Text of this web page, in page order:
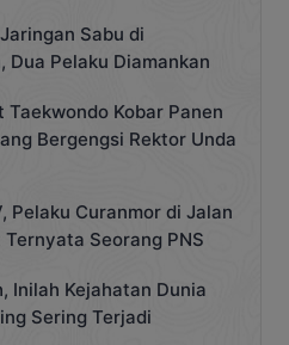
Sabu di
Dua Pelaku Diamankan
Taekwondo Kobar Panen
Bergengsi Rektor Unda
Pelaku Curanmor di Jalan
Seorang PNS
Inilah Kejahatan Dunia
Sering Terjadi